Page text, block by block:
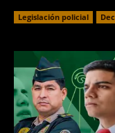
Legislación policial